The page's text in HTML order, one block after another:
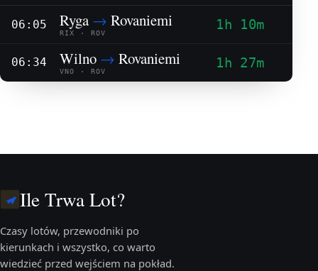
06:05 Ryga → Rovaniemi
RIX · ROV
1h 10m
06:34 Wilno → Rovaniemi
VNO · ROV
1h 27m
Ile Trwa Lot?
Czasy lotów, przewodniki po
kierunkach i wszystko, co warto
wiedzieć przed wejściem na pokład.